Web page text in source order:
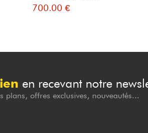
700.00 €
en recevant notre
plans, offres exclusives, nouveautés...